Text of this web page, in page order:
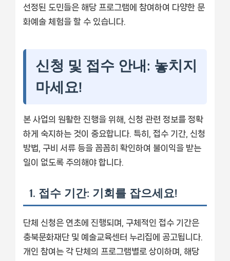
선정된 도민들은 해당 프로그램에 참여하여 다양한 문
화예술 체험을 할 수 있습니다.
신청 및 접수 안내: 놓치지
마세요!
본 사업의 원활한 진행을 위해, 신청 관련 정보를 정확
하게 숙지하는 것이 중요합니다. 특히, 접수 기간, 신청
방법, 구비 서류 등을 꼼꼼히 확인하여 불이익을 받는
일이 없도록 주의해야 합니다.
1. 접수 기간: 기회를 잡으세요!
단체 신청은 연초에 진행되며, 구체적인 접수 기간은
충북문화재단 및 예술교육센터 누리집에 공고됩니다.
개인 참여는 각 단체의 프로그램별로 상이하며, 해당